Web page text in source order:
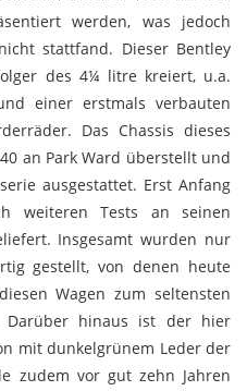
werden, was jedoch
stattfand. Dieser Bentley
des 4¼ litre kreiert, u.a.
einer erstmals verbauten
Das Chassis dieses
an Park Ward überstellt und
ausgestattet. Erst Anfang
weiteren Tests an seinen
Insgesamt wurden nur
gestellt, von denen heute
Wagen zum seltensten
Darüber hinaus ist der hier
mit dunkelgrünem Leder der
zudem vor gut zehn Jahren